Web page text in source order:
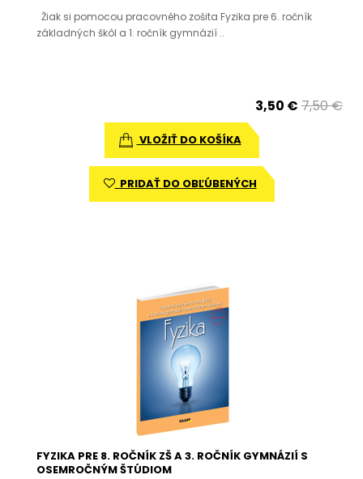
Žiak si pomocou pracovného zošita Fyzika pre 6. ročník
základných škôl a 1. ročník gymnázií ..
3,50 € 7,50 €
VLOŽIŤ DO KOŠÍKA
PRIDAŤ DO OBĽÚBENÝCH
FYZIKA PRE 8. ROČNÍK ZŠ A 3. ROČNÍK GYMNÁZIÍ S
OSEMROČNÝM ŠTÚDIOM